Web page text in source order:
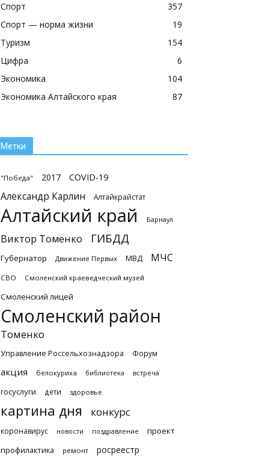
Спорт
357
Спорт — норма жизни
19
Туризм
154
Цифра
6
Экономика
104
Экономика Алтайского края
87
Метки
"Победа" 2017 COVID-19
Александр Карлин Алтайкрайстат
Алтайский край Барнаул
Виктор Томенко ГИБДД
Губернатор Движение Первых МВД МЧС
СВО Смоленский краеведческий музей
Смоленский лицей
Смоленский район
Томенко
Управление Россельхознадзора Форум
акция белокуриха библиотека встреча
госуслуги дети здоровье
картина дня конкурс
коронавирус новости поздравление
проект
профилактика
ремонт росреестр